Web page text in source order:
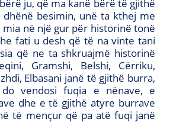
ju, që ma kanë bërë të gjithë
besimin, unë ta kthej me
në një gur për historinë tonë
fati u desh që të na vinte tani
që ne ta shkruajmë historinë
Gramshi, Belshi, Cërriku,
Elbasani janë të gjithë burra,
vendosi fuqia e nënave, e
dhe e të gjithë atyre burrave
të mençur që pa atë fuqi janë